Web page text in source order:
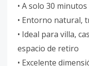
• A solo 30
• Entorno natural,
• Ideal para villa,
espacio de retiro
• Excelente